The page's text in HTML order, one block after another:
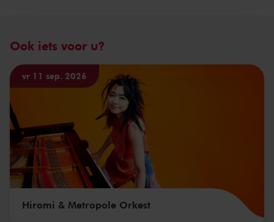
Ook iets voor u?
vr 11 sep. 2026
Hiromi & Metropole Orkest